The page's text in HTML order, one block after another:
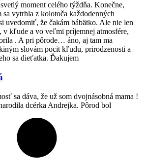
moment celého týždňa. Konečne,
vytrhla z kolotoča každodenných
uvedomiť, že čakám bábätko. Ale nie len
v kľude a vo veľmi príjemnej atmosfére,
. A pri pôrode… áno, aj tam ma
slovám pocit kľudu, prirodzenosti a
sa dieťatka. Ďakujem
sa dáva, že už som dvojnásobná mama !
dcérka Andrejka. Pôrod bol